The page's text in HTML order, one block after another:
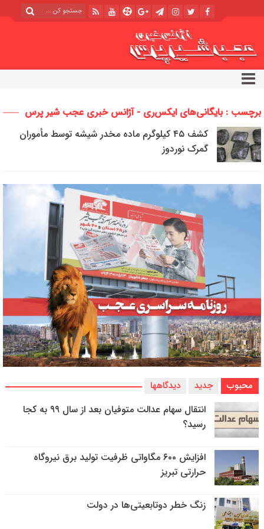
برچسب : بایگانی‌های ایکس‌ری - آژانس خبری عجب شیر پرس
کشف ۴۵ کیلوگرم ماده مخدر شیشه توسط مأموران
گمرک نوردوز
محبوب جدید دیدگاهها
انتقال سهام عدالت متوفیان بعد از سال ۹۹ به کجا
رسید؟
افزایش ۶۰۰ مگاواتی ظرفیت تولید برق نیروگاه
حرارتی تبریز
زنگ خطر دوتابعیتی‌ها در دولت